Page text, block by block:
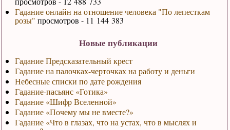
Гадание онлайн на отношение человека "По лепесткам
розы" просмотров - 11 144 383
Новые публикации
Гадание Предсказательный крест
Гадание на палочках-черточках на работу и деньги
Небесные списки по дате рождения
Гадание-пасьянс «Готика»
Гадание «Шифр Вселенной»
Гадание «Почему мы не вместе?»
Гадание «Что в глазах, что на устах, что в мыслях и